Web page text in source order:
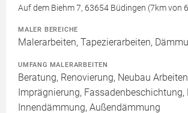
Auf dem Biehm 7, 63654 Büdingen (7km von
MALER BEREICHE
Malerarbeiten, Tapezierarbeiten,
UMFANG MALERARBEITEN
Beratung, Renovierung, Neubau
Imprägnierung, Fassadenbeschichtung,
Innendämmung, Außendämmung